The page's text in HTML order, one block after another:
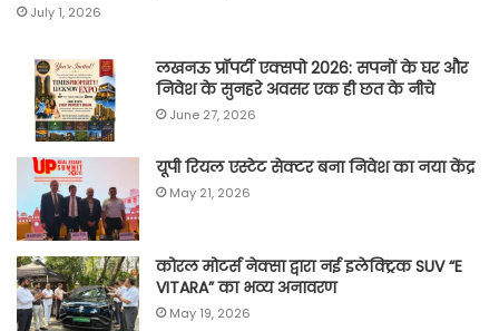
July 1, 2026
लखनऊ प्रॉपर्टी एक्सपो 2026: सपनों के घर और
निवेश के सुनहरे अवसर एक ही छत के नीचे
June 27, 2026
यूपी रियल एस्टेट सेक्टर बना निवेश का नया केंद्र
May 21, 2026
कोरल मोटर्स नेक्सा द्वारा नई इलेक्ट्रिक SUV “E
VITARA” का भव्य अनावरण
May 19, 2026